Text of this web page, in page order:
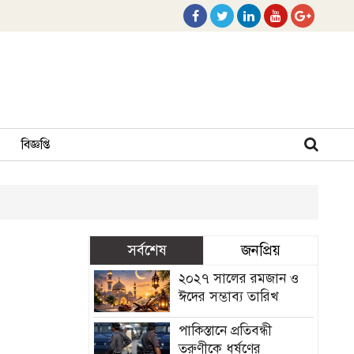
বিজ্ঞপ্তি
সর্বশেষ জনপ্রিয়
২০২৭ সালের রমজান ও
ঈদের সম্ভাব্য তারিখ
পাকিস্তানে প্রতিবন্ধী
তরুণীকে ধর্ষণের